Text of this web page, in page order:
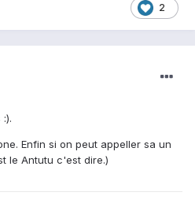
2
Enfin si on peut appeller sa un
le Antutu c'est dire.)